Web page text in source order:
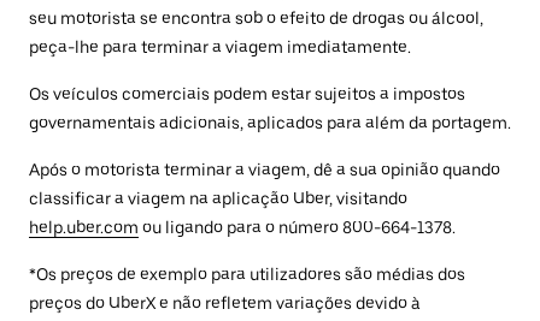
seu motorista se encontra sob o efeito de drogas ou álcool,
peça-lhe para terminar a viagem imediatamente.
Os veículos comerciais podem estar sujeitos a impostos
governamentais adicionais, aplicados para além da portagem.
Após o motorista terminar a viagem, dê a sua opinião quando
classificar a viagem na aplicação Uber, visitando
help.uber.com ou ligando para o número 800-664-1378.
*Os preços de exemplo para utilizadores são médias dos
preços do UberX e não refletem variações devido à